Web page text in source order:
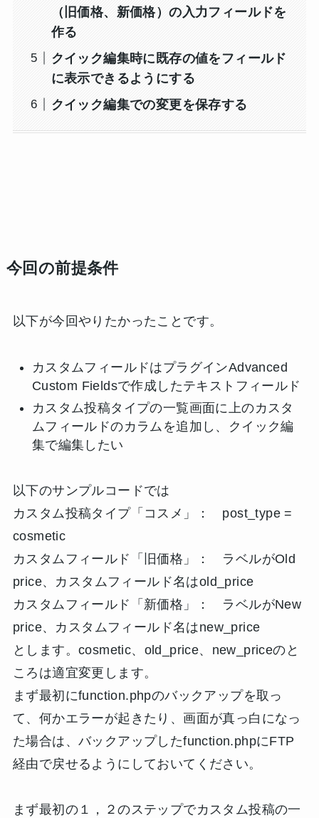
（旧価格、新価格）の入力フィールドを
作る
クイック編集時に既存の値をフィールド
に表示できるようにする
クイック編集での変更を保存する
今回の前提条件
以下が今回やりたかったことです。
カスタムフィールドはプラグインAdvanced
Custom Fieldsで作成したテキストフィールド
カスタム投稿タイプの一覧画面に上のカスタ
ムフィールドのカラムを追加し、クイック編
集で編集したい
以下のサンプルコードでは
カスタム投稿タイプ「コスメ」： post_type =
cosmetic
カスタムフィールド「旧価格」： ラベルがOld
price、カスタムフィールド名はold_price
カスタムフィールド「新価格」： ラベルがNew
price、カスタムフィールド名はnew_price
とします。cosmetic、old_price、new_priceのと
ころは適宜変更します。
まず最初にfunction.phpのバックアップを取っ
て、何かエラーが起きたり、画面が真っ白になっ
た場合は、バックアップしたfunction.phpにFTP
経由で戻せるようにしておいてください。
まず最初の１，２のステップでカスタム投稿の一